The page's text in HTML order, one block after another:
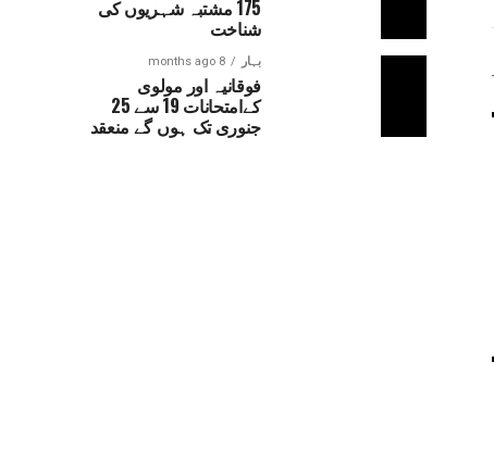
175 مشتبہ شہریوں کی
شناخت
بہار 8 months ago
فوقانیہ اور مولوی
کےامتحانات 19 سے 25
جنوری تک ہوں گے منعقد